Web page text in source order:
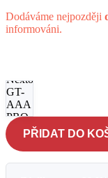
Dodáváme nejpozději
informováni.
Nextorch
GT-
AAA
PRO -
žluté
množství
PŘIDAT DO